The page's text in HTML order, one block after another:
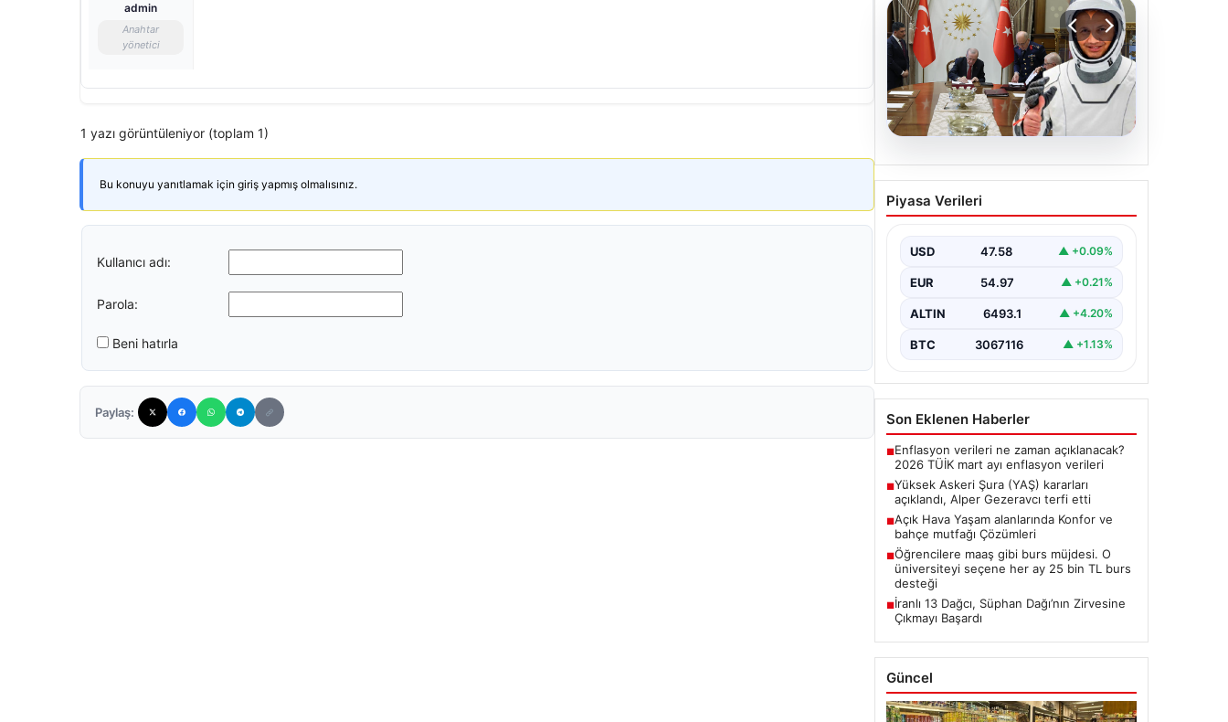
admin
Anahtar
yönetici
1 yazı görüntüleniyor (toplam 1)
Bu konuyu yanıtlamak için giriş yapmış olmalısınız.
Kullanıcı adı:
Parola:
Beni hatırla
Paylaş:
Yüksek Askeri Şura (YAŞ)
kararları açıklandı, Alper
Piyasa Verileri
USD 47.58 ▲ +0.09%
EUR 54.97 ▲ +0.21%
ALTIN 6493.1 ▲ +4.20%
BTC 3067116 ▲ +1.13%
Son Eklenen Haberler
■Enflasyon verileri ne zaman açıklanacak?
2026 TÜİK mart ayı enflasyon verileri
■Yüksek Askeri Şura (YAŞ) kararları
açıklandı, Alper Gezeravcı terfi etti
■Açık Hava Yaşam alanlarında Konfor ve
bahçe mutfağı Çözümleri
■Öğrencilere maaş gibi burs müjdesi. O
üniversiteyi seçene her ay 25 bin TL burs
desteği
■İranlı 13 Dağcı, Süphan Dağı’nın Zirvesine
Çıkmayı Başardı
Güncel